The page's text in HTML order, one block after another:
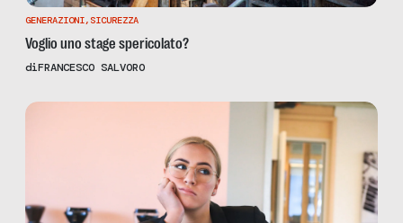
GENERAZIONI, SICUREZZA
Voglio uno stage spericolato?
diFRANCESCO SALVORO